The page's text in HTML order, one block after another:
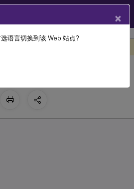
Virtual Delivery Agent 2303
×
语言切换到该 Web 站点?